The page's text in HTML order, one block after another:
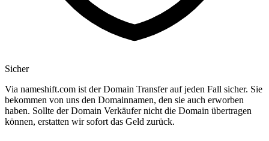
Sicher
Via nameshift.com ist der Domain Transfer auf jeden Fall sicher. Sie
bekommen von uns den Domainnamen, den sie auch erworben
haben. Sollte der Domain Verkäufer nicht die Domain übertragen
können, erstatten wir sofort das Geld zurück.